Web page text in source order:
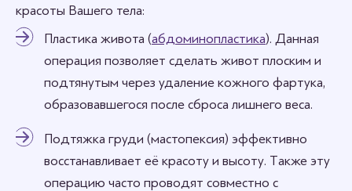
красоты Вашего тела:
Пластика живота (абдоминопластика). Данная
операция позволяет сделать живот плоским и
подтянутым через удаление кожного фартука,
образовавшегося после сброса лишнего веса.
Подтяжка груди (мастопексия) эффективно
восстанавливает её красоту и высоту. Также эту
операцию часто проводят совместно с